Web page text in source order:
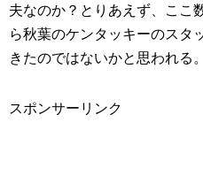
夫なのか？とりあえず、ここ
ら秋葉のケンタッキーのスタ
きたのではないかと思われる
スポンサーリンク